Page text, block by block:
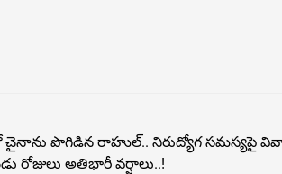
చైనాను పొగిడిన రాహుల్‌.. నిరుద్యోగ సమస్యపై
రోజులు అతిభారీ వర్షాలు..!